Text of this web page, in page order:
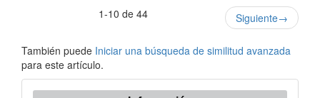
1-10 de 44
Siguiente→
También puede Iniciar una búsqueda de similitud avanzada
para este artículo.